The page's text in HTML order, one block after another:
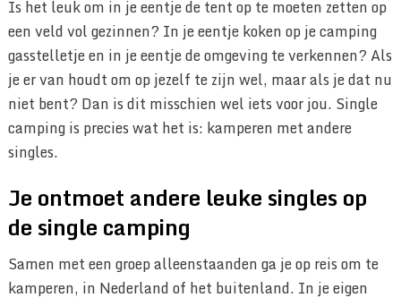
Is het leuk om in je eentje de tent op te moeten zetten op
een veld vol gezinnen? In je eentje koken op je camping
gasstelletje en in je eentje de omgeving te verkennen? Als
je er van houdt om op jezelf te zijn wel, maar als je dat nu
niet bent? Dan is dit misschien wel iets voor jou. Single
camping is precies wat het is: kamperen met andere
singles.
Je ontmoet andere leuke singles op
de single camping
Samen met een groep alleenstaanden ga je op reis om te
kamperen, in Nederland of het buitenland. In je eigen